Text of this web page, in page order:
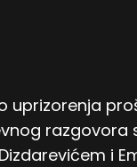
razgovora
i